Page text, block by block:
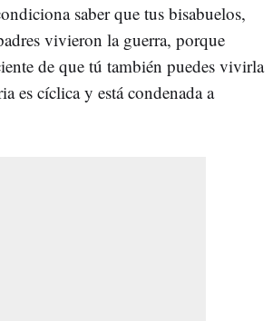
saber que tus bisabuelos,
vivieron la guerra, porque
de que tú también puedes vivirla
es cíclica y está condenada a